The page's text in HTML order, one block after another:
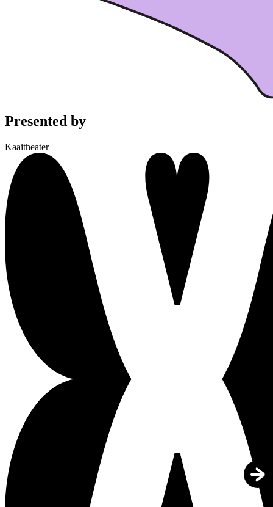
Presented by
Kaaitheater